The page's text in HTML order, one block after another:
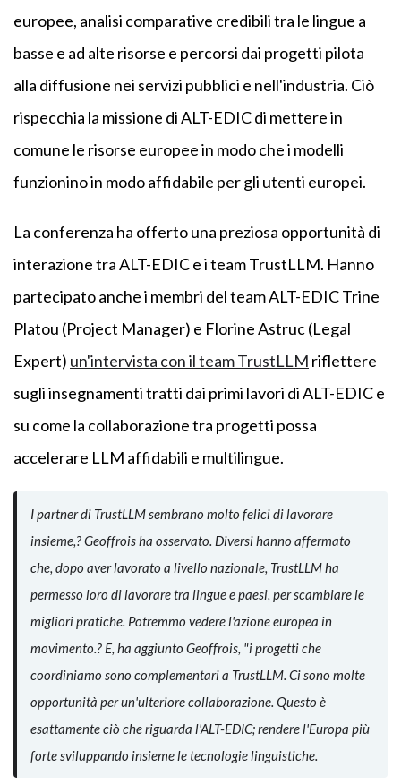
europee, analisi comparative credibili tra le lingue a
basse e ad alte risorse e percorsi dai progetti pilota
alla diffusione nei servizi pubblici e nell'industria. Ciò
rispecchia la missione di ALT-EDIC di mettere in
comune le risorse europee in modo che i modelli
funzionino in modo affidabile per gli utenti europei.
La conferenza ha offerto una preziosa opportunità di
interazione tra ALT-EDIC e i team TrustLLM. Hanno
partecipato anche i membri del team ALT-EDIC Trine
Platou (Project Manager) e Florine Astruc (Legal
Expert) un'intervista con il team TrustLLM riflettere
sugli insegnamenti tratti dai primi lavori di ALT-EDIC e
su come la collaborazione tra progetti possa
accelerare LLM affidabili e multilingue.
I partner di TrustLLM sembrano molto felici di lavorare
insieme,? Geoffrois ha osservato. Diversi hanno affermato
che, dopo aver lavorato a livello nazionale, TrustLLM ha
permesso loro di lavorare tra lingue e paesi, per scambiare le
migliori pratiche. Potremmo vedere l'azione europea in
movimento.? E, ha aggiunto Geoffrois, "i progetti che
coordiniamo sono complementari a TrustLLM. Ci sono molte
opportunità per un'ulteriore collaborazione. Questo è
esattamente ciò che riguarda l'ALT-EDIC; rendere l'Europa più
forte sviluppando insieme le tecnologie linguistiche.